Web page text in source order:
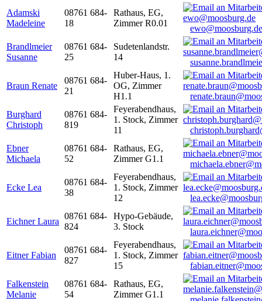
Adamski
Madeleine
08761 684-
18
Rathaus, EG,
Zimmer R0.01
ewo@moosburg.de
Brandlmeier
Susanne
08761 684-
25
Sudetenlandstr.
14
Braun Renate
08761 684-
21
Huber-Haus, 1.
OG, Zimmer
H1.1
Burghard
Christoph
08761 684-
819
Feyerabendhaus,
1. Stock, Zimmer
11
Ebner
Michaela
08761 684-
52
Rathaus, EG,
Zimmer G1.1
Ecke Lea
08761 684-
38
Feyerabendhaus,
1. Stock, Zimmer
12
Eichner Laura
08761 684-
824
Hypo-Gebäude,
3. Stock
Eitner Fabian
08761 684-
827
Feyerabendhaus,
1. Stock, Zimmer
15
Falkenstein
Melanie
08761 684-
54
Rathaus, EG,
Zimmer G1.1